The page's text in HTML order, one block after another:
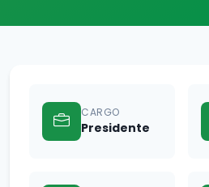
CARGO
Presidente